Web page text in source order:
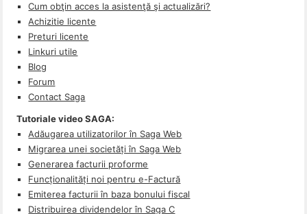
Cum obţin acces la asistenţă şi actualizări?
Achizitie licente
Preturi licente
Linkuri utile
Blog
Forum
Contact Saga
Tutoriale video SAGA:
Adăugarea utilizatorilor în Saga Web
Migrarea unei societăți în Saga Web
Generarea facturii proforme
Funcționalități noi pentru e-Factură
Emiterea facturii în baza bonului fiscal
Distribuirea dividendelor în Saga C